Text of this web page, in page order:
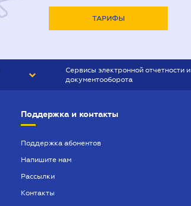
ТАРИФЫ
Сервисы электронной отчетности и
документооборота
Поддержка и контакты
Поддержка абонентов
Напишите нам
Рассылки
Контакты